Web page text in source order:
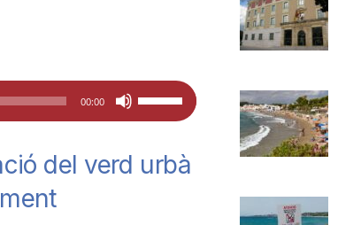
00:00
Feu
servir
tecles
del verd urbà